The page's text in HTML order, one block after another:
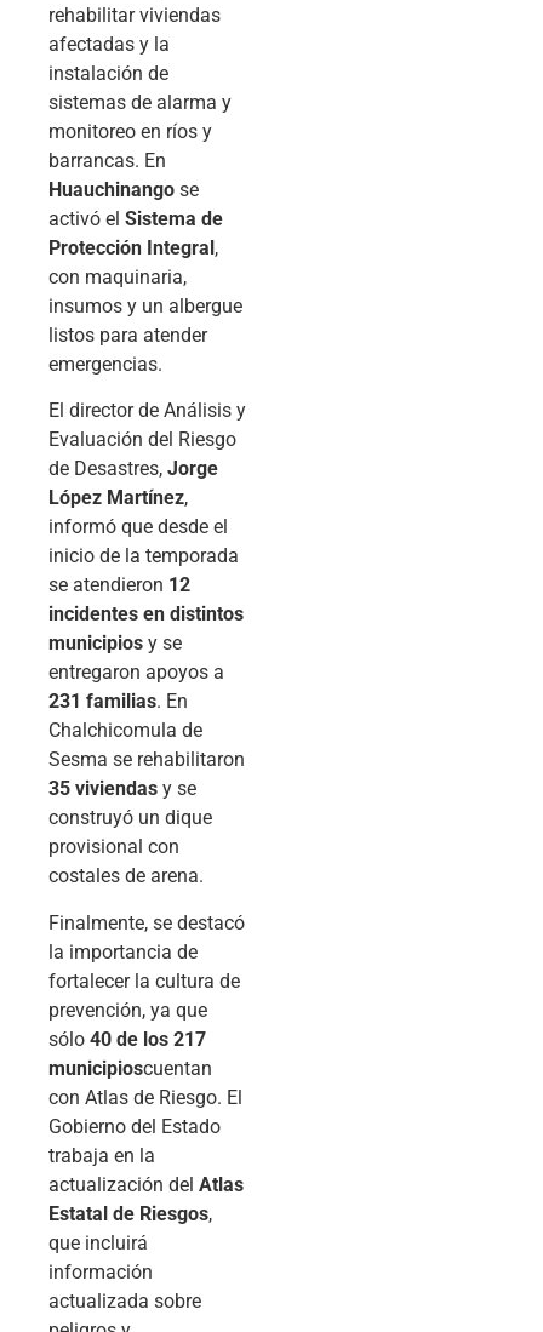
rehabilitar viviendas
afectadas y la
instalación de
sistemas de alarma y
monitoreo en ríos y
barrancas. En
Huauchinango se
activó el Sistema de
Protección Integral,
con maquinaria,
insumos y un albergue
listos para atender
emergencias.
El director de Análisis y
Evaluación del Riesgo
de Desastres, Jorge
López Martínez,
informó que desde el
inicio de la temporada
se atendieron 12
incidentes en distintos
municipios y se
entregaron apoyos a
231 familias. En
Chalchicomula de
Sesma se rehabilitaron
35 viviendas y se
construyó un dique
provisional con
costales de arena.
Finalmente, se destacó
la importancia de
fortalecer la cultura de
prevención, ya que
sólo 40 de los 217
municipioscuentan
con Atlas de Riesgo. El
Gobierno del Estado
trabaja en la
actualización del Atlas
Estatal de Riesgos,
que incluirá
información
actualizada sobre